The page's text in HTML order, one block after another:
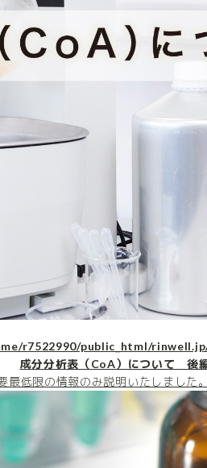
r7522990/public_html/
成分分析表（CoA）について 後
最低限の情報のみ説明いたしました